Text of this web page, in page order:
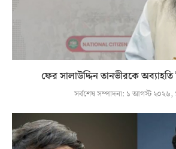
ফের সালাউদ্দিন তানভীরকে অব্যাহতি
সর্বশেষ সম্পাদনা: ১ আগস্ট ২০২৬,